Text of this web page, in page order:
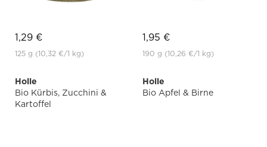
1,29 €
125 g (10,32 €/1 kg)
1,95 €
190 g (10,26 €/1 kg)
Holle
Bio Kürbis, Zucchini &
Kartoffel
Holle
Bio Apfel & Birne